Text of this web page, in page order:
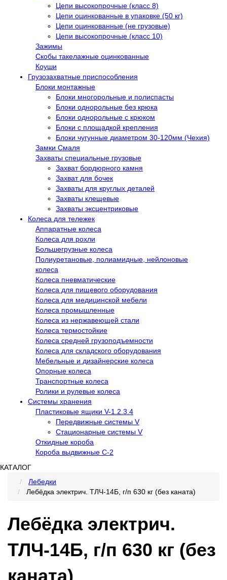
Цепи высокопрочные (класс 8)
Цепи оцинкованные в упаковке (50 кг)
Цепи оцинкованные (не грузовые)
Цепи высокопрочные (класс 10)
Зажимы
Скобы такелажные оцинкованные
Коуши
Грузозахватные приспособления
Блоки монтажные
Блоки многорольные и полиспасты
Блоки однорольные без крюка
Блоки однорольные с крюком
Блоки с площадкой крепления
Блоки чугунные диаметром 30-120мм (Чехия)
Замки Смаля
Захваты специальные грузовые
Захват бордюрного камня
Захват для бочек
Захваты для круглых деталей
Захваты клещевые
Захваты эксцентриковые
Колеса для тележек
Аппаратные колеса
Колеса для рохли
Большегрузные колеса
Полиуретановые, полиамидные, нейлоновые
колеса
Колеса пневматические
Колеса для пищевого оборудования
Колеса для медицинской мебели
Колеса промышленные
Колеса из нержавеющей стали
Колеса термостойкие
Колеса средней грузоподъемности
Колеса для складского оборудования
Мебельные и дизайнерские колеса
Опорные колеса
Транспортные колеса
Ролики и рулевые колеса
Системы хранения
Пластиковые ящики V-1.2.3.4
Передвижные системы V
Стационарные системы V
Откидные короба
Короба выдвижные С-2
КАТАЛОГ
Лебедки
Лебёдка электрич. ТЛЧ-14Б, г/п 630 кг (без каната)
Лебёдка электрич.
ТЛЧ-14Б, г/п 630 кг (без
каната)